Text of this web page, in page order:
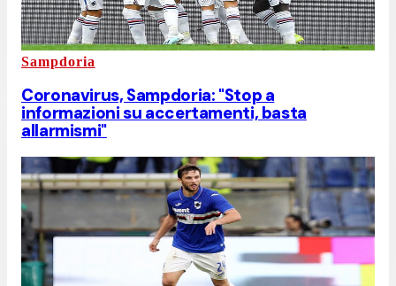
Sampdoria
Coronavirus, Sampdoria: "Stop a
informazioni su accertamenti, basta
allarmismi"